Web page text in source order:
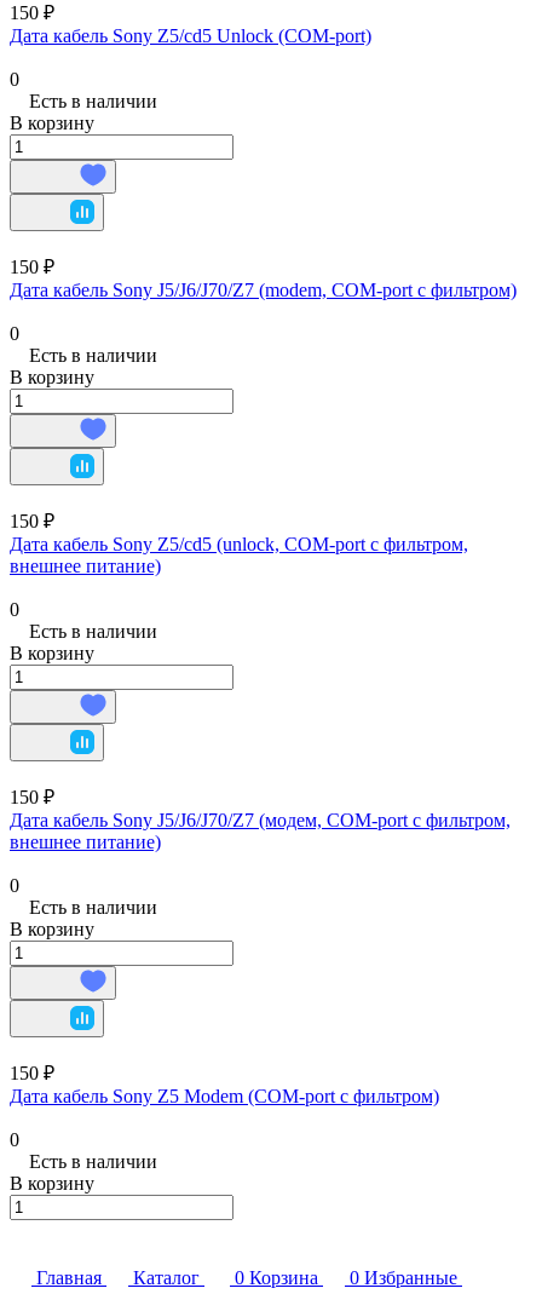
150 ₽
Дата кабель Sony Z5/cd5 Unlock (COM-port)
0
Есть в наличии
В корзину
150 ₽
Дата кабель Sony J5/J6/J70/Z7 (modem, COM-port с фильтром)
0
Есть в наличии
В корзину
150 ₽
Дата кабель Sony Z5/cd5 (unlock, COM-port с фильтром,
внешнее питание)
0
Есть в наличии
В корзину
150 ₽
Дата кабель Sony J5/J6/J70/Z7 (модем, COM-port с фильтром,
внешнее питание)
0
Есть в наличии
В корзину
150 ₽
Дата кабель Sony Z5 Modem (COM-port с фильтром)
0
Есть в наличии
В корзину
Главная Каталог 0 Корзина 0 Избранные